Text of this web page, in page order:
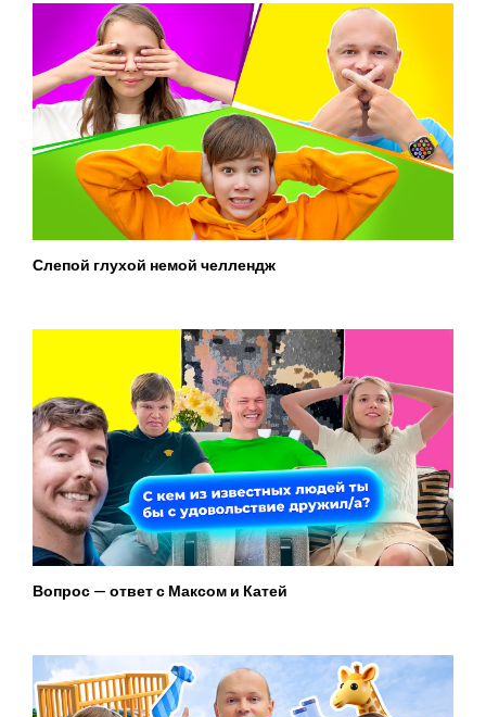
Слепой глухой немой челлендж
Вопрос — ответ с Максом и Катей